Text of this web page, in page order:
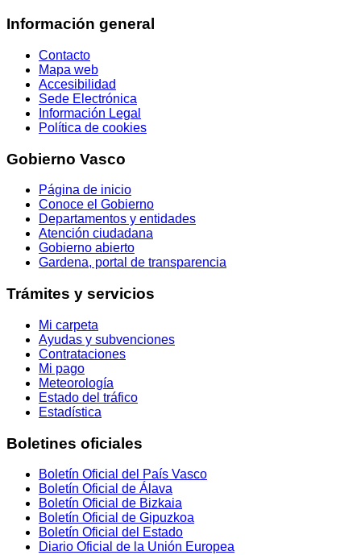
Información general
Contacto
Mapa web
Accesibilidad
Sede Electrónica
Información Legal
Política de cookies
Gobierno Vasco
Página de inicio
Conoce el Gobierno
Departamentos y entidades
Atención ciudadana
Gobierno abierto
Gardena, portal de transparencia
Trámites y servicios
Mi carpeta
Ayudas y subvenciones
Contrataciones
Mi pago
Meteorología
Estado del tráfico
Estadística
Boletines oficiales
Boletín Oficial del País Vasco
Boletín Oficial de Álava
Boletín Oficial de Bizkaia
Boletín Oficial de Gipuzkoa
Boletín Oficial del Estado
Diario Oficial de la Unión Europea